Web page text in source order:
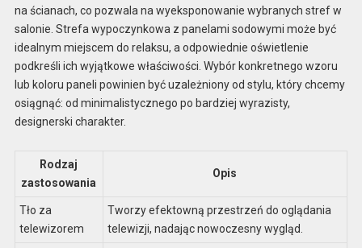
na ścianach, co pozwala na wyeksponowanie wybranych stref w
salonie. Strefa wypoczynkowa z panelami sodowymi może być
idealnym miejscem do relaksu, a odpowiednie oświetlenie
podkreśli ich wyjątkowe właściwości. Wybór konkretnego wzoru
lub koloru paneli powinien być uzależniony od stylu, który chcemy
osiągnąć: od minimalistycznego po bardziej wyrazisty,
designerski charakter.
Rodzaj
zastosowania
Opis
Tło za
telewizorem
Tworzy efektowną przestrzeń do oglądania
telewizji, nadając nowoczesny wygląd.